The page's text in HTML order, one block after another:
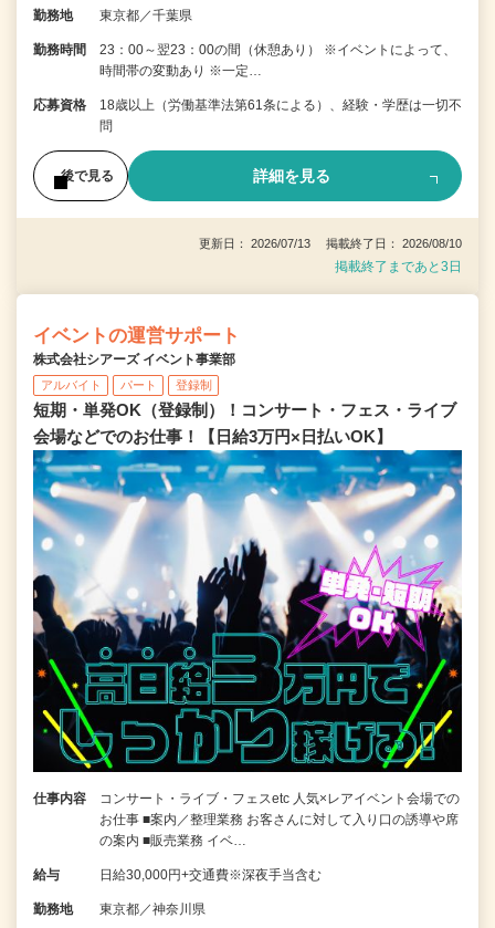
勤務地 東京都／千葉県
勤務時間
23：00～翌23：00の間（休憩あり） ※イベントによって、
時間帯の変動あり ※一定…
応募資格
18歳以上（労働基準法第61条による）、経験・学歴は一切不
問
後で見る 詳細を見る
更新日： 2026/07/13 掲載終了日： 2026/08/10
掲載終了まであと3日
イベントの運営サポート
株式会社シアーズ イベント事業部
アルバイト パート 登録制
短期・単発OK（登録制）！コンサート・フェス・ライブ
会場などでのお仕事！【日給3万円×日払いOK】
仕事内容
コンサート・ライブ・フェスetc 人気×レアイベント会場での
お仕事 ■案内／整理業務 お客さんに対して入り口の誘導や席
の案内 ■販売業務 イベ…
給与 日給30,000円+交通費※深夜手当含む
勤務地 東京都／神奈川県